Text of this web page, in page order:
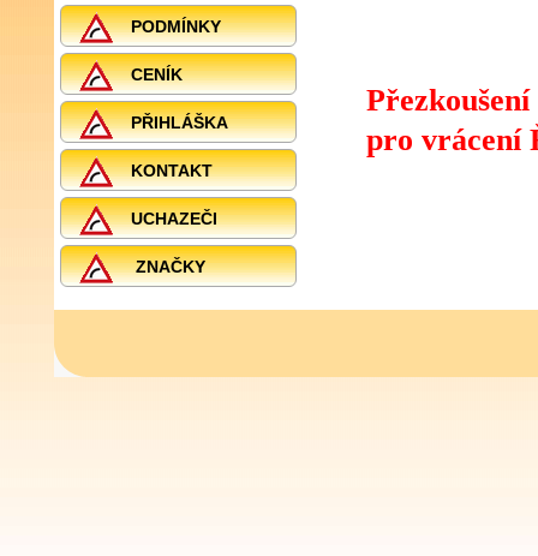
PODMÍNKY
CENÍK
PŘIHLÁŠKA
KONTAKT
UCHAZEČI
ZNAČKY
pro vrácení